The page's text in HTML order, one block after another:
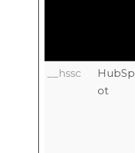
__hssc
HubSp
ot